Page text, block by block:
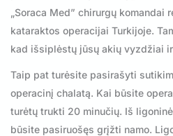
„Soraca Med” chirurgų
kataraktos operacijai Turkijoje.
kad išsiplėstų jūsų akių vyzdžiai
Taip pat turėsite pasirašyti
operacinį chalatą. Kai būsite
turėtų trukti 20 minučių. Iš
būsite pasiruošęs grįžti namo.